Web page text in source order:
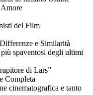
del Film
e Similarità
spaventosi degli ultimi
di Lars”
Completa
cinematografica e tanto